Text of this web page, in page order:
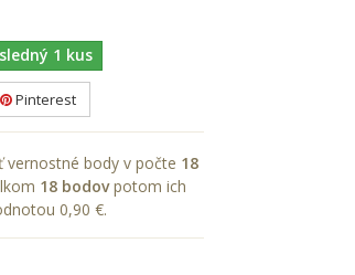
1 kus
Pinterest
body v počte 18
18bodovpotom ich
0,90 €.